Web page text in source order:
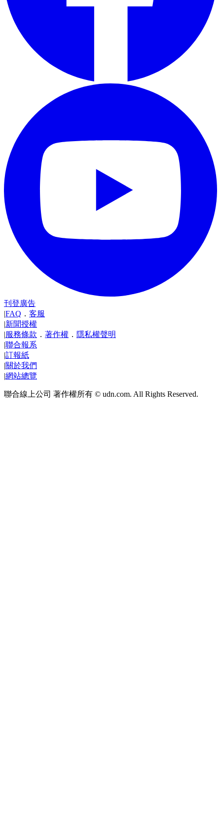
刊登廣告
|FAQ ． 客服
|新聞授權
|服務條款 ． 著作權 ． 隱私權聲明
|聯合報系
|訂報紙
|關於我們
|網站總覽
聯合線上公司 著作權所有 © udn.com. All Rights Reserved.